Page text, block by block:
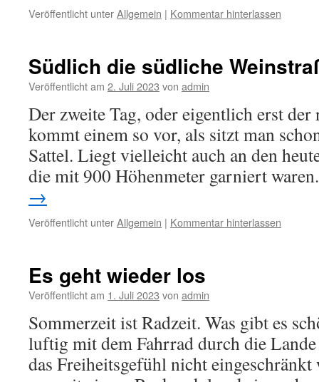
Veröffentlicht unterAllgemein | Kommentar hinterlassen
Südlich die südliche
Veröffentlicht am 2. Juli 2023 von admin
Der zweite Tag, oder eigentlich erst der
kommt einem so vor, als sitzt man
Sattel. Liegt vielleicht auch an den
die mit 900 Höhenmeter garniert
→
Veröffentlicht unterAllgemein | Kommentar hinterlassen
Es geht wieder los
Veröffentlicht am 1. Juli 2023 von admin
Sommerzeit ist Radzeit. Was gibt es
luftig mit dem Fahrrad durch die
das Freiheitsgefühl nicht